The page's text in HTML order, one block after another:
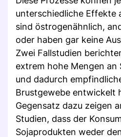
unterschiedliche Effekte
sind östrogenähnlich,
oder haben gar keine
Zwei Fallstudien
extrem hohe Mengen an
und dadurch
Brustgewebe entwickelt
Gegensatz dazu zeigen
Studien, dass der
Sojaprodukten weder